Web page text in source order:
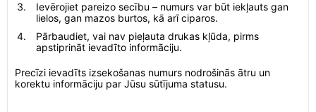
Ievērojiet pareizo secību – numurs var būt iekļauts gan
lielos, gan mazos burtos, kā arī ciparos.
Pārbaudiet, vai nav pieļauta drukas kļūda, pirms
apstiprināt ievadīto informāciju.
Precīzi ievadīts izsekošanas numurs nodrošinās ātru un
korektu informāciju par Jūsu sūtījuma statusu.